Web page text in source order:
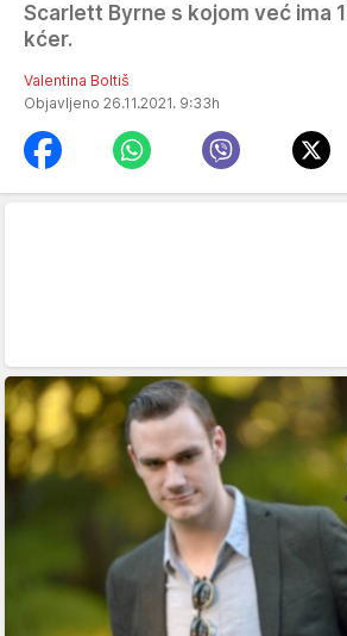
Scarlett Byrne s kojom već ima
kćer.
Valentina Boltiš
Objavljeno 26.11.2021. 9:33h